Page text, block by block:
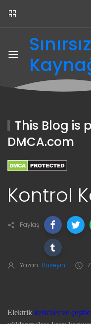
This Blog is
DMCA.com
Kontrol
Paylaş
Yazan: Hüseyin
Elektrik kesiciler ve